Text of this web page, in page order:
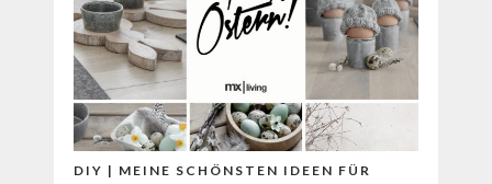
DIY | MEINE SCHÖNSTEN IDEEN FÜR